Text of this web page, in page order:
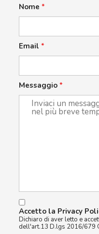
Nome *
Email *
Messaggio *
Accetto la Privacy
Dichiaro di aver letto e
dell'art.13 D.lgs 2016/679